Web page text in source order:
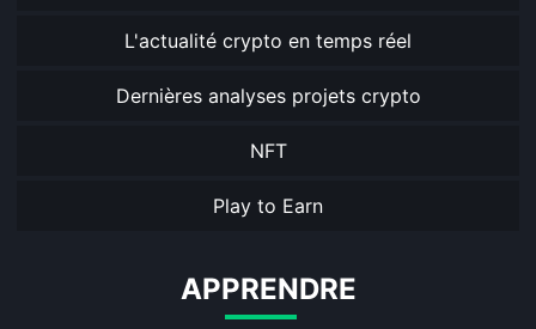
L'actualité crypto en temps réel
Dernières analyses projets crypto
NFT
Play to Earn
APPRENDRE